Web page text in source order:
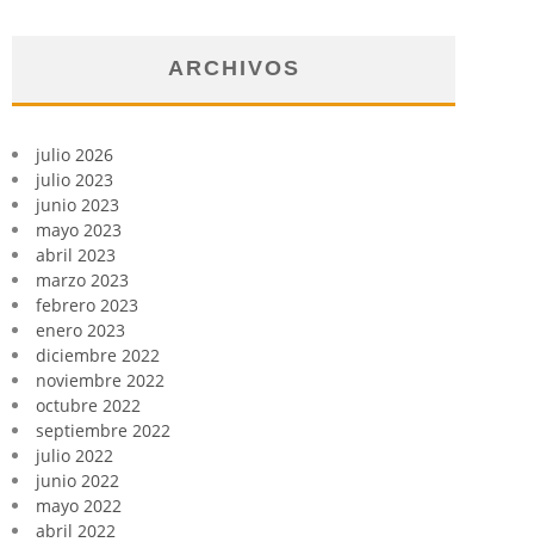
ARCHIVOS
julio 2026
julio 2023
junio 2023
mayo 2023
abril 2023
marzo 2023
febrero 2023
enero 2023
diciembre 2022
noviembre 2022
octubre 2022
septiembre 2022
julio 2022
junio 2022
mayo 2022
abril 2022